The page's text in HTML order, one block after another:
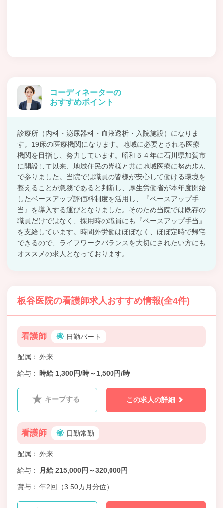
コーディネーターの
おすすめポイント
診療所（内科・泌尿器科・血液透析・入院施設）になりま
す。19床の医療機関になります。地域に必要とされる医療
機関を目指し、努力しています。昭和５４年に石川県加賀市
に開設して以来、地域住民の皆様と共に地域医療に努め歩ん
で参りました。当院では職員の皆様が安心して働ける環境を
整えることが急務であると判断し、厚生労働省が本年度開始
したベースアップ評価料制度を活用し、『ベースアップ手
当』を導入する運びとなりました。そのため当院では既存の
職員だけではなく、採用時の職員にも『ベースアップ手当』
を支給しています。時間外労働はほぼなく、ほぼ定時で帰宅
できるので、ライフワークバランスを大切にされたい方にも
オススメの求人となっております。
板谷医院の看護師求人おすすめ情報(全4件)
看護師 日勤パート
配属 外来
給与 時給 1,300円/時～1,500円/時
キープする この求人の詳細
看護師 日勤常勤
配属 外来
給与 月給 215,000円～320,000円
賞与 年2回（3.50カ月分位）